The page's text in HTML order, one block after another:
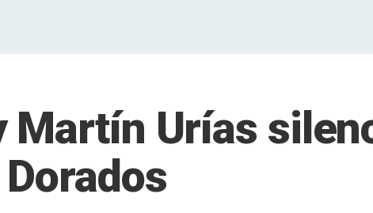
Martín Urías